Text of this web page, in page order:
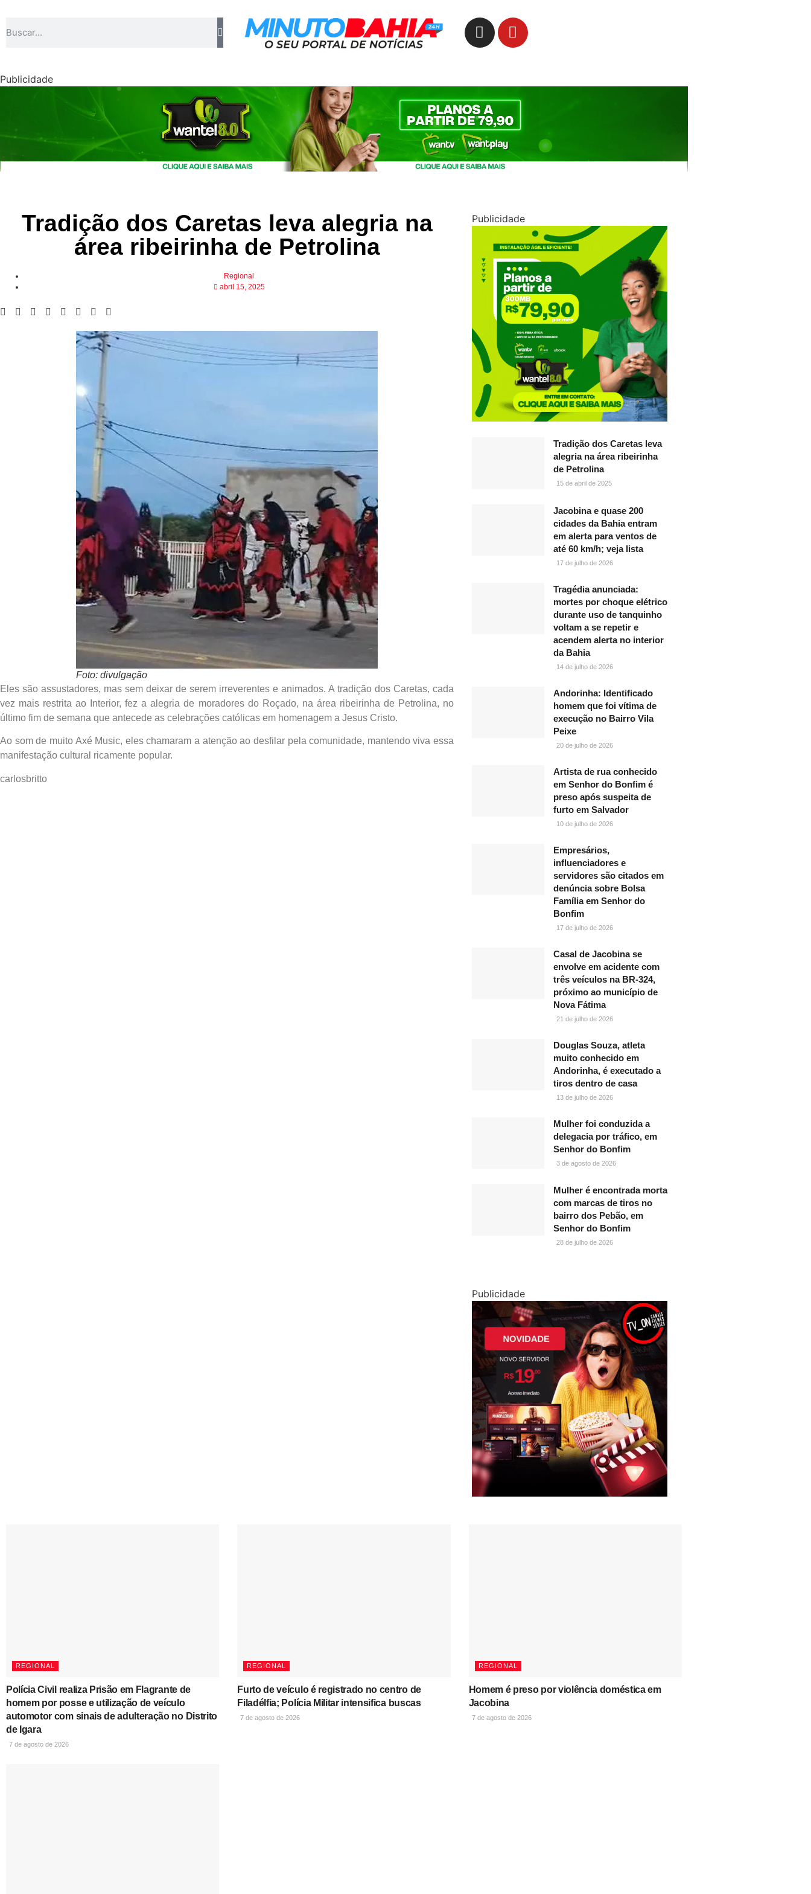
Publicidade
Tradição dos Caretas leva alegria na
área ribeirinha de Petrolina
Regional
abril 15, 2025
Foto: divulgação
Eles são assustadores, mas sem deixar de serem irreverentes e animados. A tradição dos Caretas, cada
vez mais restrita ao Interior, fez a alegria de moradores do Roçado, na área ribeirinha de Petrolina, no
último fim de semana que antecede as celebrações católicas em homenagem a Jesus Cristo.
Ao som de muito Axé Music, eles chamaram a atenção ao desfilar pela comunidade, mantendo viva essa
manifestação cultural ricamente popular.
carlosbritto
Publicidade
Tradição dos Caretas leva
alegria na área ribeirinha
de Petrolina
15 de abril de 2025
Jacobina e quase 200
cidades da Bahia entram
em alerta para ventos de
até 60 km/h; veja lista
17 de julho de 2026
Tragédia anunciada:
mortes por choque elétrico
durante uso de tanquinho
voltam a se repetir e
acendem alerta no interior
da Bahia
14 de julho de 2026
Andorinha: Identificado
homem que foi vítima de
execução no Bairro Vila
Peixe
20 de julho de 2026
Artista de rua conhecido
em Senhor do Bonfim é
preso após suspeita de
furto em Salvador
10 de julho de 2026
Empresários,
influenciadores e
servidores são citados em
denúncia sobre Bolsa
Família em Senhor do
Bonfim
17 de julho de 2026
Casal de Jacobina se
envolve em acidente com
três veículos na BR-324,
próximo ao município de
Nova Fátima
21 de julho de 2026
Douglas Souza, atleta
muito conhecido em
Andorinha, é executado a
tiros dentro de casa
13 de julho de 2026
Mulher foi conduzida a
delegacia por tráfico, em
Senhor do Bonfim
3 de agosto de 2026
Mulher é encontrada morta
com marcas de tiros no
bairro dos Pebão, em
Senhor do Bonfim
28 de julho de 2026
Publicidade
REGIONAL
Polícia Civil realiza Prisão em Flagrante de
homem por posse e utilização de veículo
automotor com sinais de adulteração no Distrito
de Igara
7 de agosto de 2026
REGIONAL
Furto de veículo é registrado no centro de
Filadélfia; Polícia Militar intensifica buscas
7 de agosto de 2026
REGIONAL
Homem é preso por violência doméstica em
Jacobina
7 de agosto de 2026